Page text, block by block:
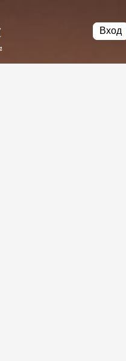
Вход